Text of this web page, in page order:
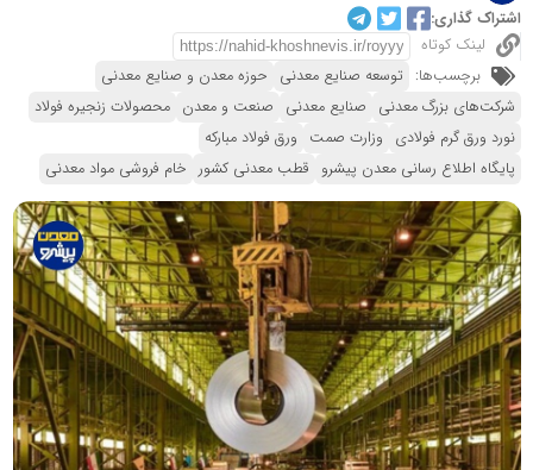
اشتراک گذاری:
لینک کوتاه
برچسب‌ها: توسعه صنایع معدنی حوزه معدن و صنایع معدنی
شرکت‌های بزرگ معدنی صنایع معدنی صنعت و معدن محصولات زنجیره فولاد
نورد ورق گرم فولادی وزارت صمت ورق فولاد مبارکه
پایگاه اطلاع رسانی معدن پیشرو قطب معدنی کشور خام فروشی مواد معدنی